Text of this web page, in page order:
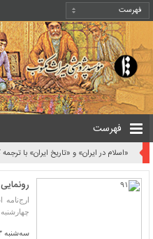
فهرست
«اسلام در ایران» و «تاریخ ایران» با ترجمه کریم کشاورز
چهارشنبه ۴ دی ماه رونمایی می‌شود
سه‌شنبه ۳ دی ۱۳۹۲